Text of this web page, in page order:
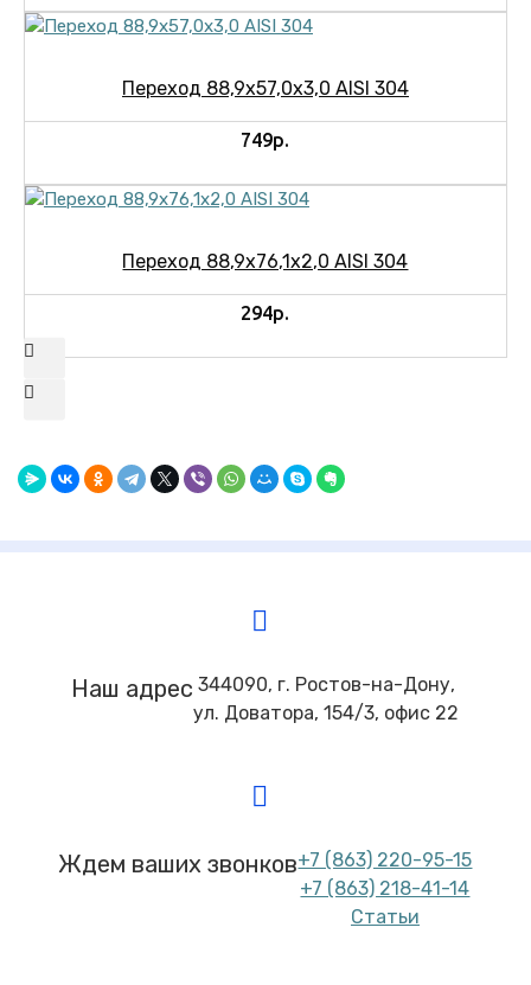
Переход 88,9х57,0х3,0 AISI 304
749р.
Переход 88,9х76,1х2,0 AISI 304
294р.
Наш адрес 344090, г. Ростов-на-Дону,
ул. Доватора, 154/3, офис 22
Ждем ваших звонков+7 (863) 220-95-15
+7 (863) 218-41-14
Статьи